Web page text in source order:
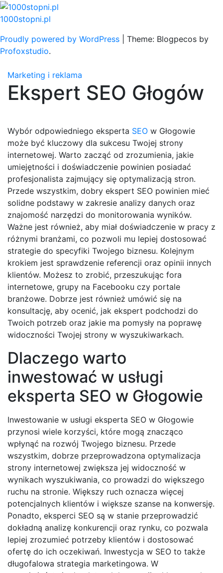
Skip
to
1000stopni.pl
Proudly powered by WordPress
Theme: Blogpecos by
Profoxstudio.
Marketing i reklama
Ekspert SEO Głogów
Wybór odpowiedniego eksperta SEO w Głogowie
może być kluczowy dla sukcesu Twojej strony
internetowej. Warto zacząć od zrozumienia, jakie
umiejętności i doświadczenie powinien posiadać
profesjonalista zajmujący się optymalizacją stron.
Przede wszystkim, dobry ekspert SEO powinien mieć
solidne podstawy w zakresie analizy danych oraz
znajomość narzędzi do monitorowania wyników.
Ważne jest również, aby miał doświadczenie w pracy z
różnymi branżami, co pozwoli mu lepiej dostosować
strategie do specyfiki Twojego biznesu. Kolejnym
krokiem jest sprawdzenie referencji oraz opinii innych
klientów. Możesz to zrobić, przeszukując fora
internetowe, grupy na Facebooku czy portale
branżowe. Dobrze jest również umówić się na
konsultację, aby ocenić, jak ekspert podchodzi do
Twoich potrzeb oraz jakie ma pomysły na poprawę
widoczności Twojej strony w wyszukiwarkach.
Dlaczego warto
inwestować w usługi
eksperta SEO w Głogowie
Inwestowanie w usługi eksperta SEO w Głogowie
przynosi wiele korzyści, które mogą znacząco
wpłynąć na rozwój Twojego biznesu. Przede
wszystkim, dobrze przeprowadzona optymalizacja
strony internetowej zwiększa jej widoczność w
wynikach wyszukiwania, co prowadzi do większego
ruchu na stronie. Większy ruch oznacza więcej
potencjalnych klientów i większe szanse na konwersję.
Ponadto, eksperci SEO są w stanie przeprowadzić
dokładną analizę konkurencji oraz rynku, co pozwala
lepiej zrozumieć potrzeby klientów i dostosować
ofertę do ich oczekiwań. Inwestycja w SEO to także
długofalowa strategia marketingowa. W